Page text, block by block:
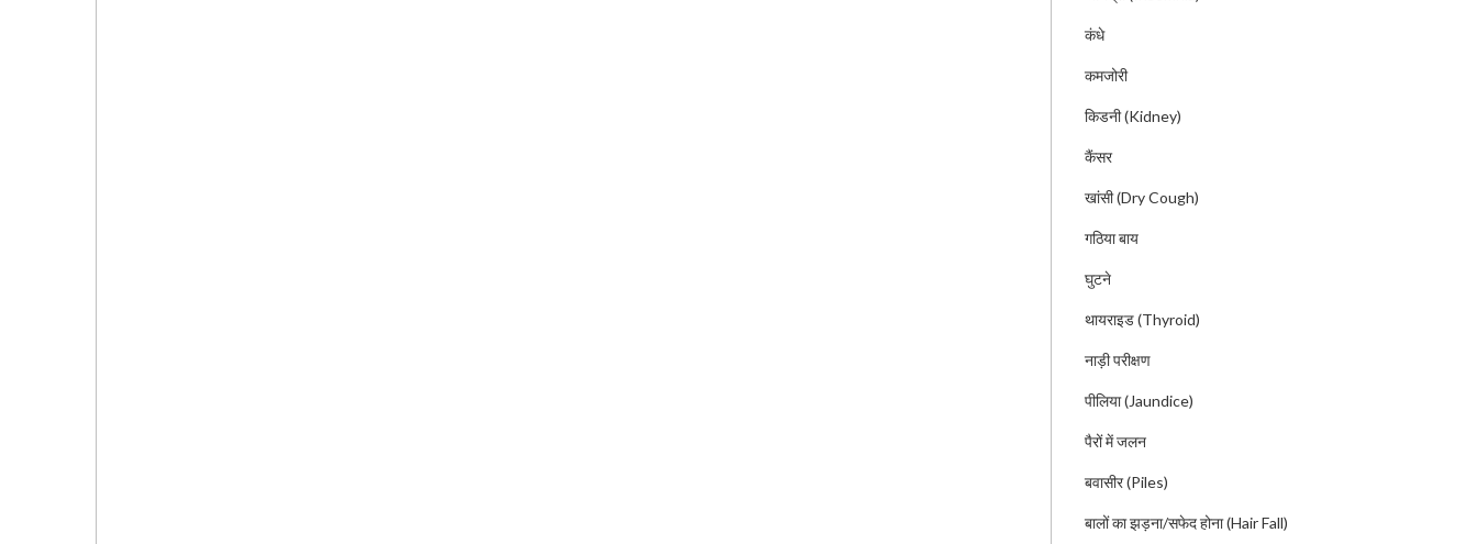
कंधे
कमजोरी
किडनी (Kidney)
कैंसर
खांसी (Dry Cough)
गठिया बाय
घुटने
थायराइड (Thyroid)
नाड़ी परीक्षण
पीलिया (Jaundice)
पैरों में जलन
बवासीर (Piles)
बालों का झड़ना/सफेद होना (Hair Fall)